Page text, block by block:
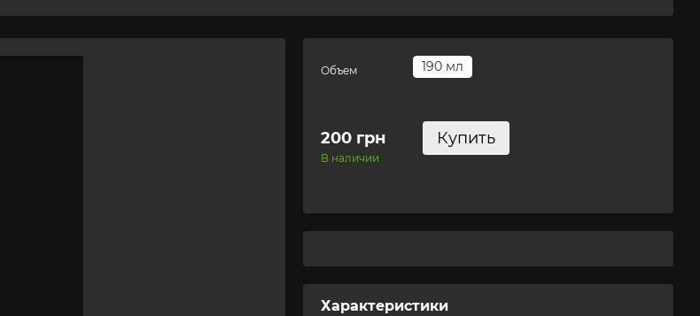
Объем 190 мл
200 грн
В наличии
Купить
Характеристики